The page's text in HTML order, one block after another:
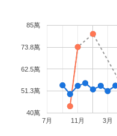
7月 11月 3月
40萬
51.3萬
62.5萬
73.8萬
85萬